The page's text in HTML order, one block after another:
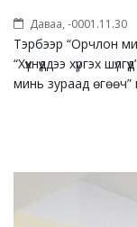
Даваа, -0001.11.30
Тэрбээр “Орчлон
“Хүүхнүүддээ хүргэх
минь зураад өгөөч”